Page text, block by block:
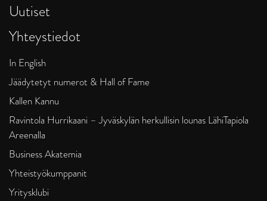
Uutiset
Yhteystiedot
In English
Jäädytetyt numerot & Hall of Fame
Kallen Kannu
Ravintola Hurrikaani – Jyväskylän herkullisin lounas LähiTapiola
Areenalla
Business Akatemia
Yhteistyökumppanit
Yritysklubi